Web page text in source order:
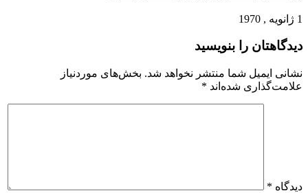
1 ژانویه , 1970
دیدگاهتان را بنویسید
نشانی ایمیل شما منتشر نخواهد شد. بخش‌های موردنیاز
علامت‌گذاری شده‌اند *
دیدگاه *